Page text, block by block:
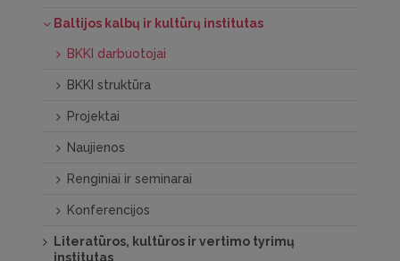
Baltijos kalbų ir kultūrų institutas
BKKI darbuotojai
BKKI struktūra
Projektai
Naujienos
Renginiai ir seminarai
Konferencijos
Literatūros, kultūros ir vertimo tyrimų
institutas